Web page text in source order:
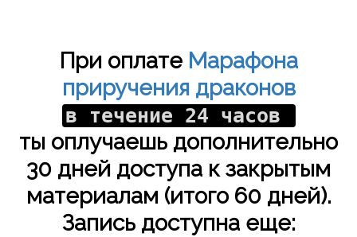
При оплате Марафона
приручения драконов
в течение 24 часов
ты оплучаешь дополнительно
30 дней доступа к закрытым
материалам (итого 60 дней).
Запись доступна еще: